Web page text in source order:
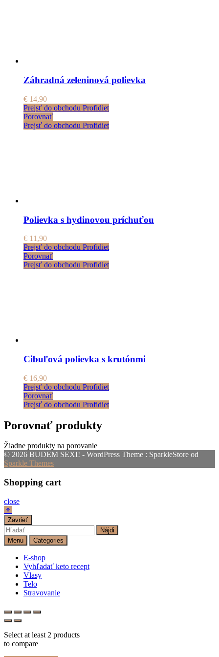
Záhradná zeleninová polievka
€ 14,90
Prejsť do obchodu Profidiet
Porovnať
Prejsť do obchodu Profidiet
Polievka s hydinovou príchuťou
€ 11,90
Prejsť do obchodu Profidiet
Porovnať
Prejsť do obchodu Profidiet
Cibuľová polievka s krutónmi
€ 16,90
Prejsť do obchodu Profidiet
Porovnať
Prejsť do obchodu Profidiet
Porovnať produkty
Žiadne produkty na porovanie
© 2026 BUDEM SEXI! - WordPress Theme : SparkleStore od
Sparkle Themes
Shopping cart
close
Zavrieť
Hľadať:
Menu Categories
E-shop
Vyhľadať keto recept
Vlasy
Telo
Stravovanie
Select at least 2 products
to compare